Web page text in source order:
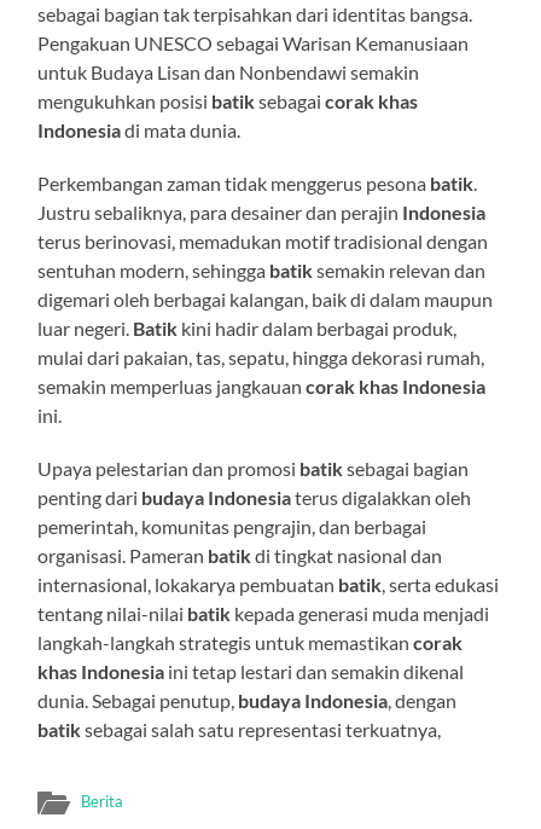
sebagai bagian tak terpisahkan dari identitas bangsa.
Pengakuan UNESCO sebagai Warisan Kemanusiaan
untuk Budaya Lisan dan Nonbendawi semakin
mengukuhkan posisi batiksebagaicorak khas
Indonesiadi mata dunia.
Perkembangan zaman tidak menggerus pesona batik
Justru sebaliknya, para desainer dan perajin Indonesia
terus berinovasi, memadukan motif tradisional dengan
sentuhan modern, sehingga batiksemakin relevan dan
digemari oleh berbagai kalangan, baik di dalam maupun
luar negeri. Batik kini hadir dalam berbagai produk,
mulai dari pakaian, tas, sepatu, hingga dekorasi rumah,
semakin memperluas jangkauancorak khas Indonesia
ini.
Upaya pelestarian dan promosi batiksebagai bagian
penting dari budaya Indonesiaterus digalakkan oleh
pemerintah, komunitas pengrajin, dan berbagai
organisasi. Pameran batikdi tingkat nasional dan
internasional, lokakarya pembuatan batik , serta edukasi
tentang nilai-nilai batik kepada generasi muda menjadi
langkah-langkah strategis untuk memastikancorak
khas Indonesia ini tetap lestari dan semakin dikenal
dunia. Sebagai penutup, budaya Indonesia , dengan
batiksebagai salah satu representasi terkuatnya,
Berita